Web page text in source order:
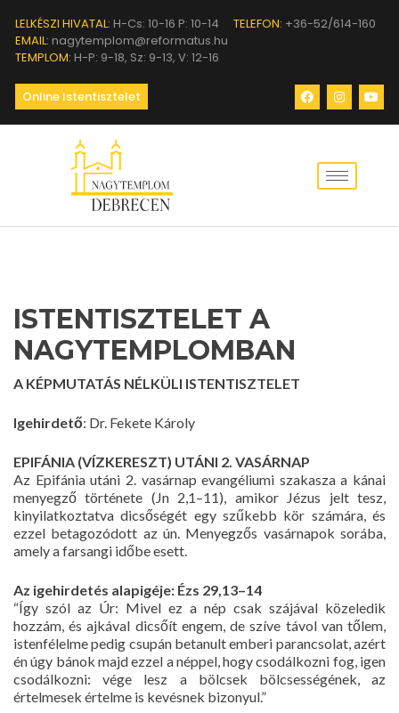
LELKÉSZI HIVATAL: H-Cs: 10-16 P: 10-14 TELEFON: +36-52/614-160
EMAIL: nagytemplom@reformatus.hu
TEMPLOM: H-P: 9-18, Sz: 9-13, V: 12-16
Online Istentisztelet
ISTENTISZTELET A
NAGYTEMPLOMBAN
A KÉPMUTATÁS NÉLKÜLI ISTENTISZTELET
Igehirdető: Dr. Fekete Károly
EPIFÁNIA (VÍZKERESZT) UTÁNI 2. VASÁRNAP
Az Epifánia utáni 2. vasárnap evangéliumi szakasza a kánai
menyegző története (Jn 2,1–11), amikor Jézus jelt tesz,
kinyilatkoztatva dicsőségét egy szűkebb kör számára, és
ezzel betagozódott az ún. Menyegzős vasárnapok sorába,
amely a farsangi időbe esett.
Az igehirdetés alapigéje: Ézs 29,13–14
“Így szól az Úr: Mivel ez a nép csak szájával közeledik
hozzám, és ajkával dicsőít engem, de szíve távol van tőlem,
istenfélelme pedig csupán betanult emberi parancsolat, azért
én úgy bánok majd ezzel a néppel, hogy csodálkozni fog, igen
csodálkozni: vége lesz a bölcsek bölcsességének, az
értelmesek értelme is kevésnek bizonyul.”